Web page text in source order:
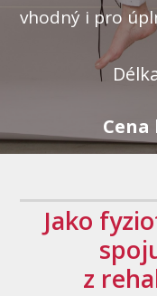
vhodný i pro
Cena
Jako
z